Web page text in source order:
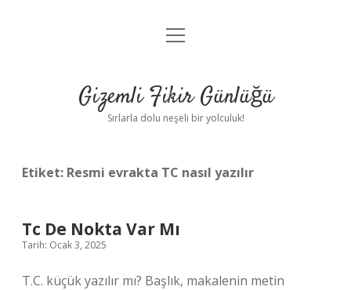
Anasayfa
Yasal Uyarı
menüyü
Gizemli Fikir Günlüğü
Sırlarla dolu neşeli bir yolculuk!
Etiket: Resmi evrakta TC nasıl yazılır
Tc De Nokta Var Mı
Tarih: Ocak 3, 2025
T.C. küçük yazılır mı? Başlık, makalenin metin